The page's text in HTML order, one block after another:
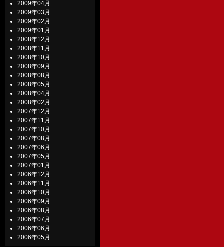
2009年04月
2009年03月
2009年02月
2009年01月
2008年12月
2008年11月
2008年10月
2008年09月
2008年08月
2008年05月
2008年04月
2008年02月
2007年12月
2007年11月
2007年10月
2007年08月
2007年06月
2007年05月
2007年01月
2006年12月
2006年11月
2006年10月
2006年09月
2006年08月
2006年07月
2006年06月
2006年05月